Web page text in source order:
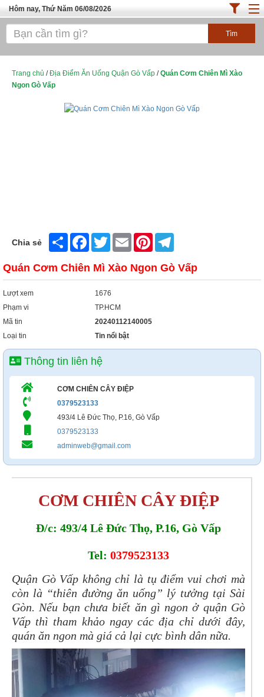
Hôm nay, Thứ Năm 06/08/2026
Trang chủ
Cafe - Kem- Trà Sữa
Trang chủ /Địa Điểm Ăn Uống Quận Gò Vấp /Quán Cơm Chiên Mì Xào
Ngon Gò Vấp
Chia sẻ Share FacebookTwitter Email Pinterest
Quán Cơm Chiên Mì Xào Ngon Gò Vấp
Lượt xem
1676
Phạm vi
TP.HCM
Mã tin
20240112140005
Loại tin
Tin nổi bật
Thông tin liên hệ
CƠM CHIÊN CÂY ĐIỆP
0379523133
493/4 Lê Đức Thọ, P.16, Gò Vấp
0379523133
adminweb@gmail.com
CƠM CHIÊN CÂY ĐIỆP
Đ/c: 493/4 Lê Đức Thọ, P.16, Gò Vấp
Tel: 0379523133
Quận Gò Vấp không chỉ là tụ điểm vui chơi mà
còn là “thiên đường ăn uống” lý tưởng tại Sài
Gòn. Nếu bạn chưa biết ăn gì ngon ở quận Gò
Vấp thì tham khảo ngay các địa chỉ dưới đây,
quán ăn ngon mà giá cả lại cực bình dân nữa.